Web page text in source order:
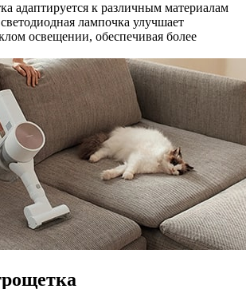
адаптируется к различным материалам
лампочка улучшает
освещении, обеспечивая более